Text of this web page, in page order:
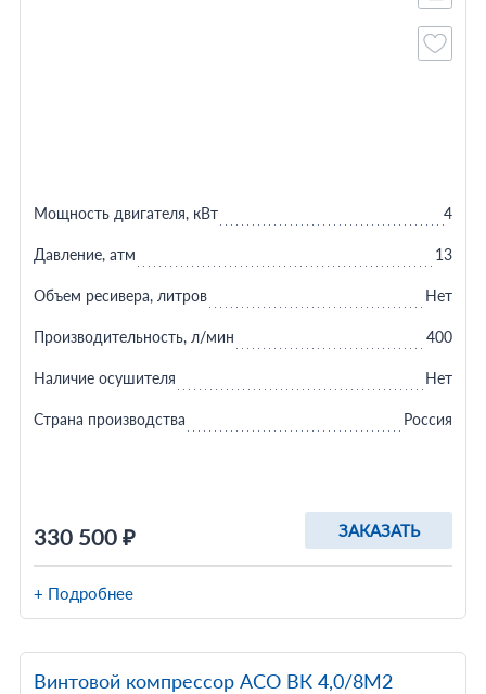
330 500 ₽ ЗАКАЗАТЬ
Мощность двигателя, кВт 4
Давление, атм 13
Объем ресивера, литров Нет
Производительность, л/мин 400
Наличие осушителя Нет
Страна производства Россия
+ Подробнее
Винтовой компрессор АСО ВК 4,0/8М2